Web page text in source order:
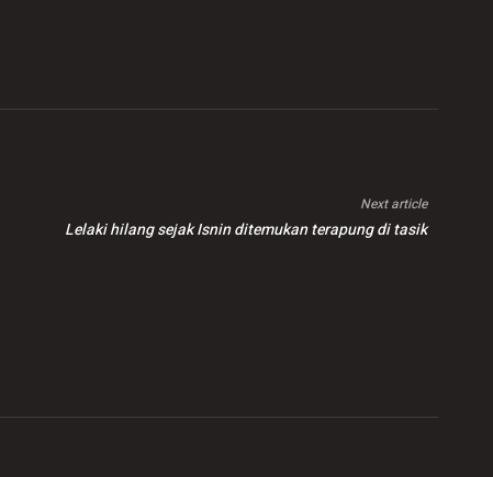
Next article
Lelaki hilang sejak Isnin ditemukan terapung di tasik